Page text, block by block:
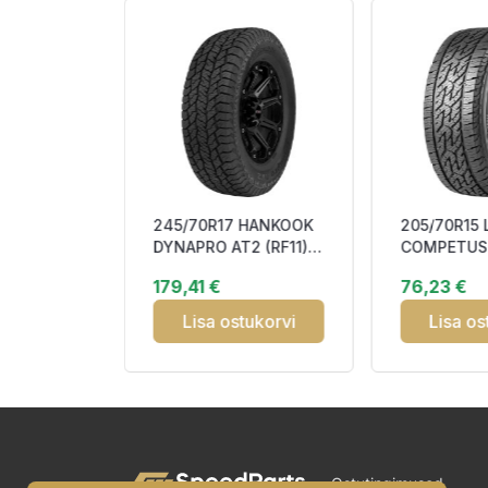
245/70R17 HANKOOK
DYNAPRO AT2 (RF11)
3PMSF M+S
179,41 €
Lisa ostukorvi
205/70R15
76,23 €
Lisa
Ostutingimused